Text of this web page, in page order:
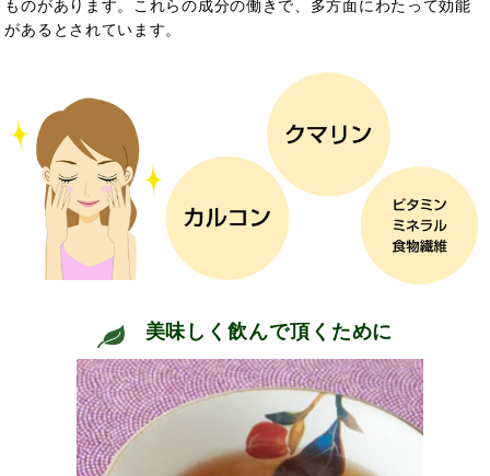
ものがあります。
これらの成分の働きで、 多方面にわたって効能
があるとされています。
美味しく飲んで頂くために